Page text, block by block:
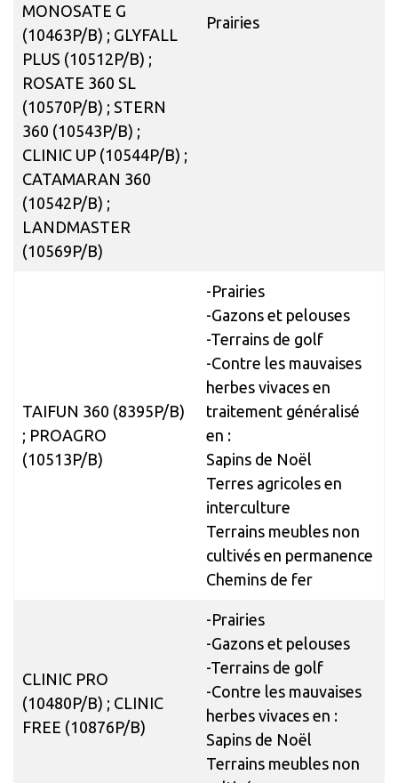
MONOSATE G
(10463P/B) ; GLYFALL
PLUS (10512P/B) ;
ROSATE 360 SL
(10570P/B) ; STERN
360 (10543P/B) ;
CLINIC UP (10544P/B) ;
CATAMARAN 360
(10542P/B) ;
LANDMASTER
(10569P/B)
Prairies
TAIFUN 360 (8395P/B)
; PROAGRO
(10513P/B)
-Prairies
-Gazons et pelouses
-Terrains de golf
-Contre les mauvaises
herbes vivaces en
traitement généralisé
en :
Sapins de Noël
Terres agricoles en
interculture
Terrains meubles non
cultivés en permanence
Chemins de fer
CLINIC PRO
(10480P/B) ; CLINIC
FREE (10876P/B)
-Prairies
-Gazons et pelouses
-Terrains de golf
-Contre les mauvaises
herbes vivaces en :
Sapins de Noël
Terrains meubles non